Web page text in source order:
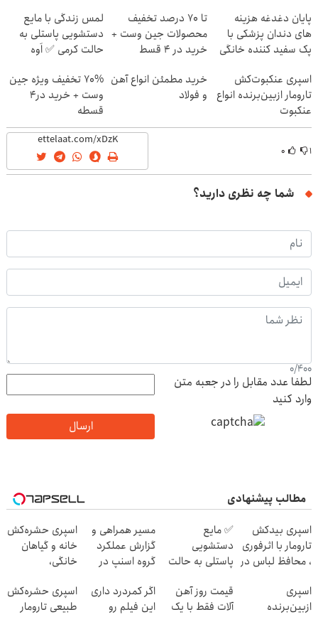
پایان دغدغه هزینه
های دندان پزشکی با
پک سفید کننده خانگی
تا 70 درصد تخفیف
محصولات جین وست +
خرید در 4 قسط
لمس زندگی با مایع
دستشویی پاستلی به
حالت کرمی ✅ اَوه
اسپری عنکبوت‌‌کش
تارومار ازبین‌برنده انواع
عنکبوت
خرید مطمئن انواع آهن
و فولاد
70% تخفیف ویژه جین
وست + خرید در4
قسطه
۱ ۰
شما چه نظری دارید؟
0/400
لطفا عدد مقابل را در جعبه متن
وارد کنید
ارسال
مطالب پیشنهادی
اسپری بیدکش
تارومار با اثرفوری
، محافظ لباس در
✅ مایع
دستشویی
پاستلی به حالت
مسیر همراهی و
گزارش عملکرد
گروه اسنپ در
اسپری حشره‌کش
خانه و گیاهان
خانگی،
حشرات خانگی و
آفات
اسپری
ازبین‌برنده
قیمت روز آهن
آلات فقط با یک
اگر کمردرد داری
این فیلم رو
اسپری حشره‌کش
طبیعی تارومار